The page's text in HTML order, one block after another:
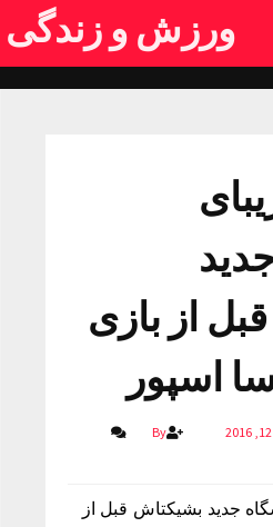
ورزش و زندگی
از بازی
اسپور
By
جدید بشیکتاش قبل از